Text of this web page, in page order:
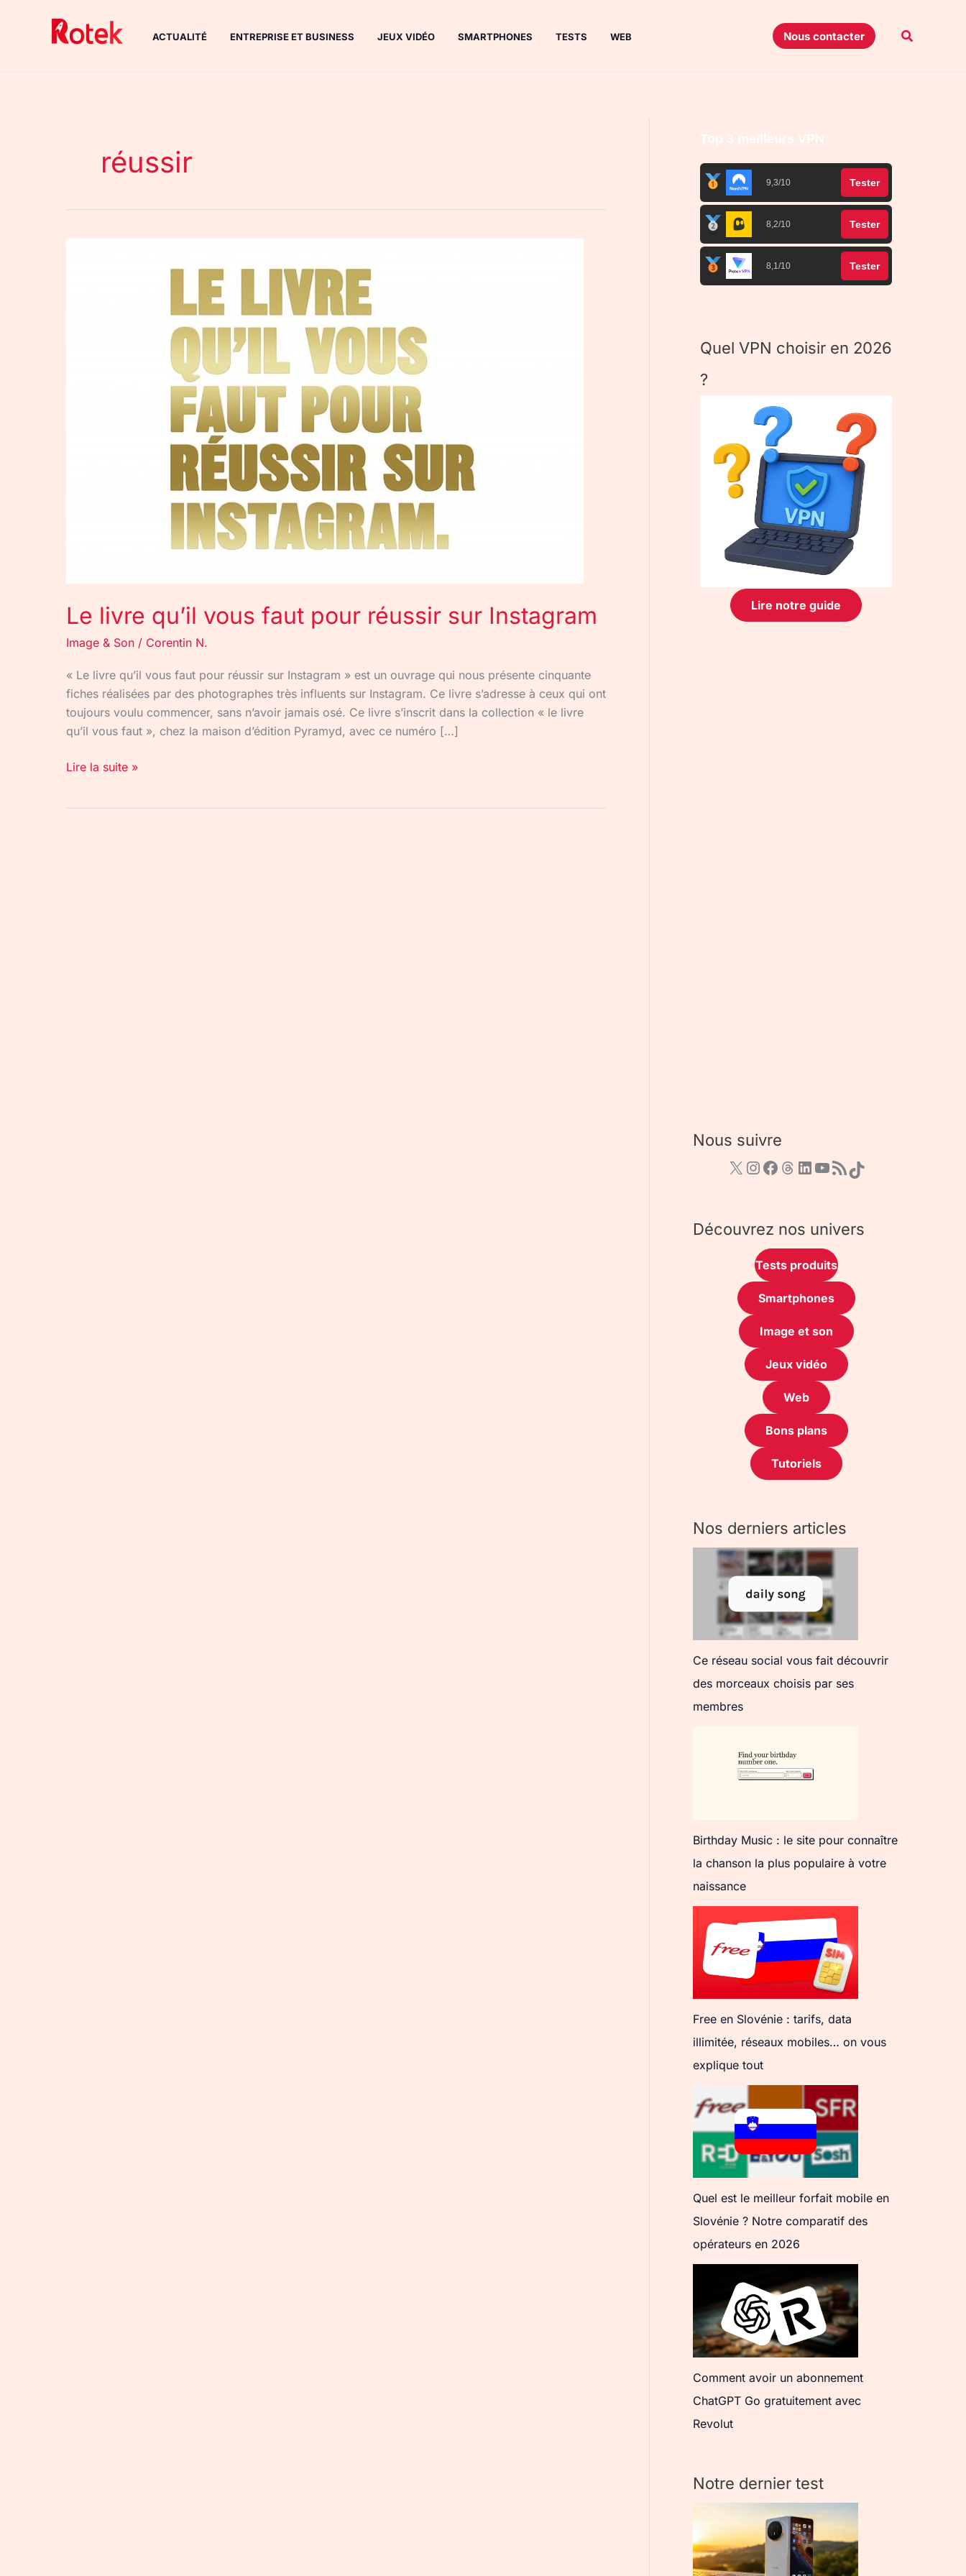
ACTUALITÉ ENTREPRISE ET BUSINESS JEUX VIDÉO SMARTPHONES TESTS WEB Nous contacter
réussir
Le livre qu’il vous faut pour réussir sur Instagram
Image & Son / Corentin N.
« Le livre qu’il vous faut pour réussir sur Instagram » est un ouvrage qui nous présente cinquante
fiches réalisées par des photographes très influents sur Instagram. Ce livre s’adresse à ceux qui ont
toujours voulu commencer, sans n’avoir jamais osé. Ce livre s’inscrit dans la collection « le livre
qu’il vous faut », chez la maison d’édition Pyramyd, avec ce numéro […]
Lire la suite »
Top 3 meilleurs VPN
9,3/10 Tester
8,2/10 Tester
8,1/10 Tester
Quel VPN choisir en 2026
?
Lire notre guide
Nous suivre
Découvrez nos univers
Tests produits
Smartphones
Image et son
Jeux vidéo
Web
Bons plans
Tutoriels
Nos derniers articles
Ce réseau social vous fait découvrir
des morceaux choisis par ses
membres
Birthday Music : le site pour connaître
la chanson la plus populaire à votre
naissance
Free en Slovénie : tarifs, data
illimitée, réseaux mobiles… on vous
explique tout
Quel est le meilleur forfait mobile en
Slovénie ? Notre comparatif des
opérateurs en 2026
Comment avoir un abonnement
ChatGPT Go gratuitement avec
Revolut
Notre dernier test